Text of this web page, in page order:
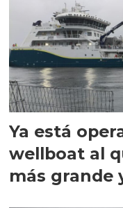
Ya está
wellboat al
más grande